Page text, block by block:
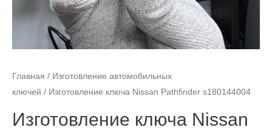
Главная / Изготовление автомобильных
ключей / Изготовление ключа Nissan Pathfinder s180144004
Изготовление ключа Nissan